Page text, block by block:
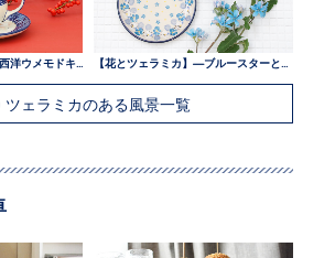
ツェラミカのある風景一覧